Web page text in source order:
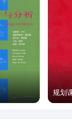
规划